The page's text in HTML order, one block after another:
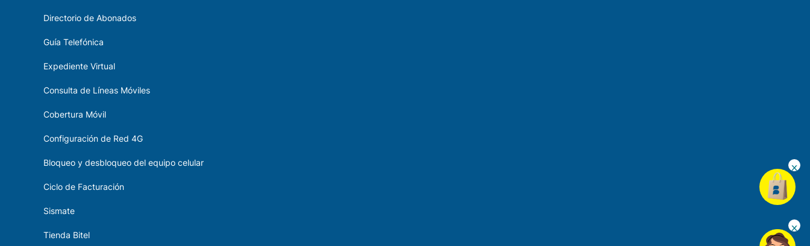
Directorio de Abonados
Guía Telefónica
Expediente Virtual
Consulta de Líneas Móviles
Cobertura Móvil
Configuración de Red 4G
Bloqueo y desbloqueo del equipo celular
Ciclo de Facturación
Sismate
Tienda Bitel